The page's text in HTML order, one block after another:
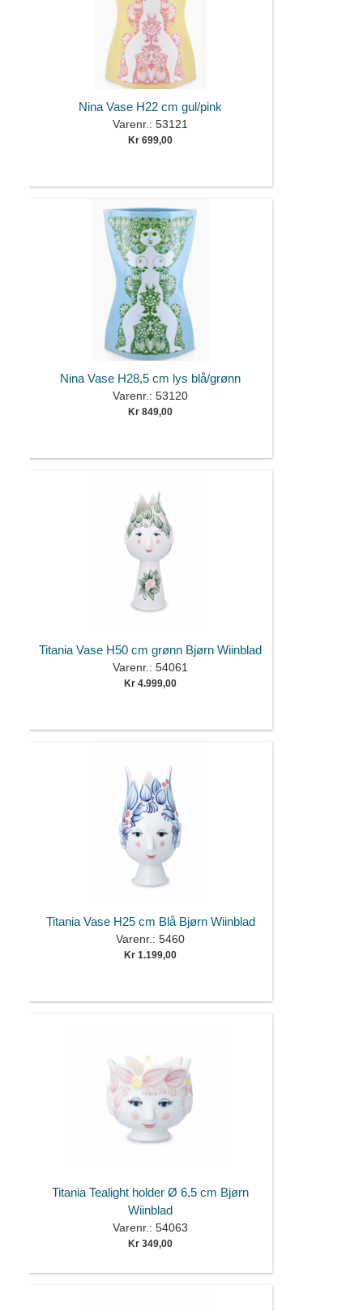
Nina Vase H22 cm gul/pink
Varenr.: 53121
Kr 699,00
Nina Vase H28,5 cm lys blå/grønn
Varenr.: 53120
Kr 849,00
Titania Vase H50 cm grønn Bjørn Wiinblad
Varenr.: 54061
Kr 4.999,00
Titania Vase H25 cm Blå Bjørn Wiinblad
Varenr.: 5460
Kr 1.199,00
Titania Tealight holder Ø 6,5 cm Bjørn
Wiinblad
Varenr.: 54063
Kr 349,00